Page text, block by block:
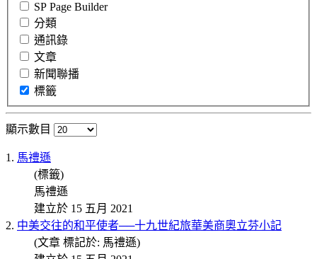
SP Page Builder
分類
通訊錄
文章
新聞聯播
標籤
顯示數目
1. 馬禮遜
(標籤)
馬禮遜
建立於 15 五月 2021
2. 中美交往的和平使者──十九世紀旅華美商奧立芬小記
(文章 標記於: 馬禮遜)